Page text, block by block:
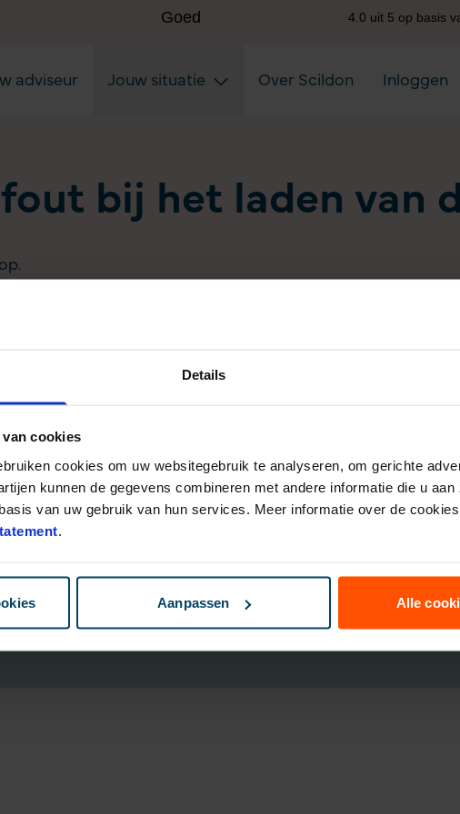
Details
cookies
cookies om uw websitegebruik te analyseren, om gerichte
kunnen de gegevens combineren met andere informatie die u
van uw gebruik van hun services. Meer informatie over de
.
Aanpassen Alle
adviseur Jouw situatie Over Scildon Inloggen
bij het laden van
Polis
Plan
Direct Ingaand Pensioen
Je